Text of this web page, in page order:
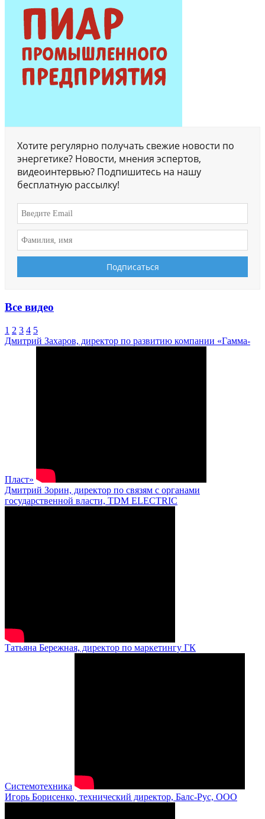
Хотите регулярно получать свежие новости по
энергетике? Новости, мнения эспертов,
видеоинтервью? Подпишитесь на нашу
бесплатную рассылку!
Все видео
1 2 3 4 5
Дмитрий Захаров, директор по развитию компании «Гамма-
Пласт»
Дмитрий Зорин, директор по связям с органами
государственной власти, TDM ELECTRIC
Татьяна Бережная, директор по маркетингу ГК
Системотехника
Игорь Борисенко, технический директор, Балс-Рус, ООО